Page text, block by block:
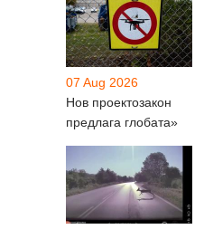
07 Aug 2026
Нов проектозакон
предлага глобата»